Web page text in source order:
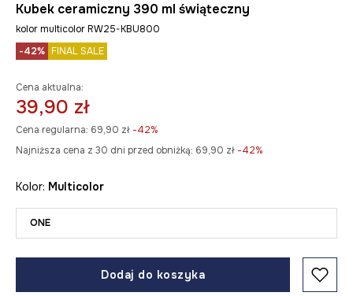
Kubek ceramiczny 390 ml świąteczny
kolor multicolor RW25-KBU800
-42% FINAL SALE
Cena aktualna:
39,90 zł
Cena regularna: 69,90 zł -42%
Najniższa cena z 30 dni przed obniżką: 69,90 zł -42%
Kolor: multicolor
ONE
Dodaj do koszyka